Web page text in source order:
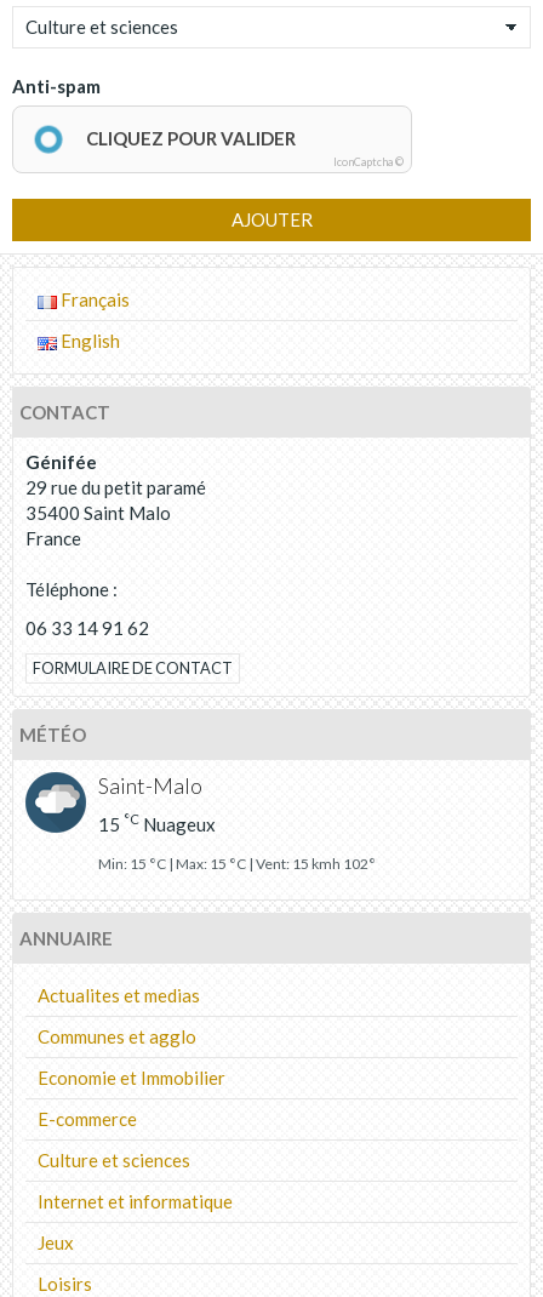
Anti-spam
CLIQUEZ POUR VALIDER
IconCaptcha ©
AJOUTER
Français
English
CONTACT
Génifée
29 rue du petit paramé
35400 Saint Malo
France
Téléphone :
06 33 14 91 62
FORMULAIRE DE CONTACT
MÉTÉO
Saint-Malo
15 °C Nuageux
Min: 15 °C | Max: 15 °C | Vent: 15 kmh 102°
ANNUAIRE
Actualites et medias
Communes et agglo
Economie et Immobilier
E-commerce
Culture et sciences
Internet et informatique
Jeux
Loisirs